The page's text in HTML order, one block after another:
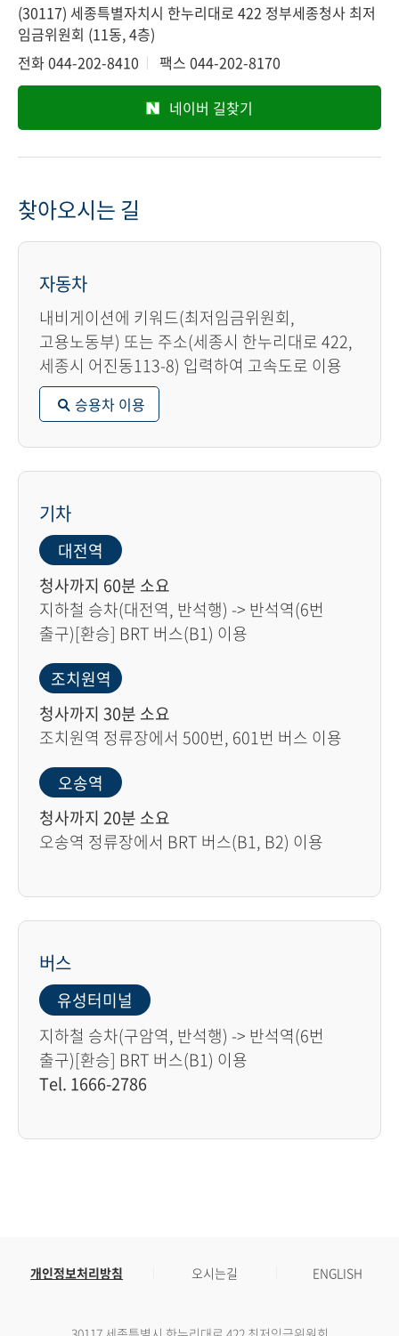
(30117) 세종특별자치시 한누리대로 422 정부세종청사 최저
임금위원회 (11동, 4층)
전화044-202-8410 팩스 044-202-8170
네이버 길찾기
찾아오시는 길
자동차
내비게이션에 키워드(최저임금위원회,
고용노동부) 또는 주소(세종시 한누리대로 422,
세종시 어진동113-8) 입력하여 고속도로 이용
승용차 이용
기차
대전역
청사까지 60분 소요
지하철 승차(대전역, 반석행) -> 반석역(6번
출구)[환승] BRT 버스(B1) 이용
조치원역
청사까지 30분 소요
조치원역 정류장에서 500번, 601번 버스 이용
오송역
청사까지 20분 소요
오송역 정류장에서 BRT 버스(B1, B2) 이용
버스
유성터미널
지하철 승차(구암역, 반석행) -> 반석역(6번
출구)[환승] BRT 버스(B1) 이용
Tel. 1666-2786
개인정보처리방침 오시는길 ENGLISH